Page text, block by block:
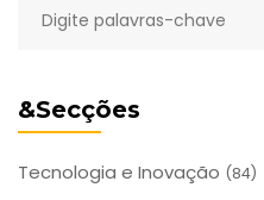
&Secções
Tecnologia e Inovação (84)
como essa inteligência